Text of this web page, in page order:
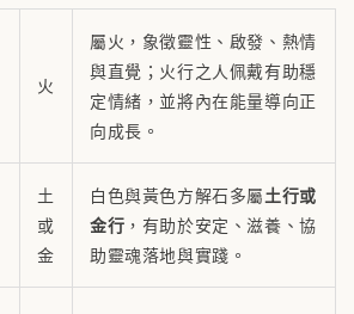
火
屬火，象徵靈性、啟發、熱情
與直覺；火行之人佩戴有助穩
定情緒，並將內在能量導向正
向成長。
土
或
金
白色與黃色方解石多屬土行或
金行 ，有助於安定、滋養、協
助靈魂落地與實踐。